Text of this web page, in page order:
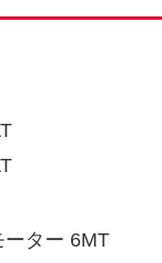
ター 6MT